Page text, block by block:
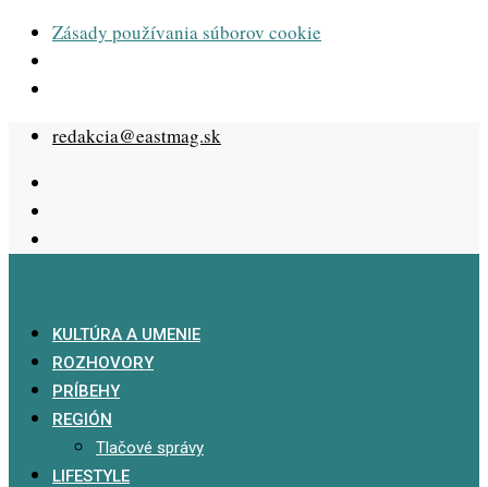
Zásady používania súborov cookie
Skip
content
redakcia@eastmag.sk
KULTÚRA A UMENIE
ROZHOVORY
PRÍBEHY
REGIÓN
Tlačové správy
LIFESTYLE